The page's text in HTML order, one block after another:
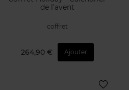
de l'avent
coffret
264,90 € Ajouter